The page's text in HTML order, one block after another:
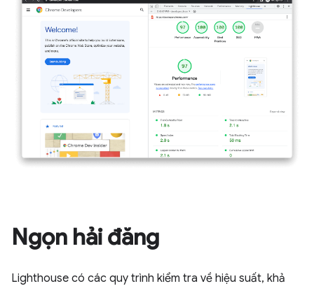
Ngọn hải đăng
Lighthouse có các quy trình kiểm tra về hiệu suất, khả